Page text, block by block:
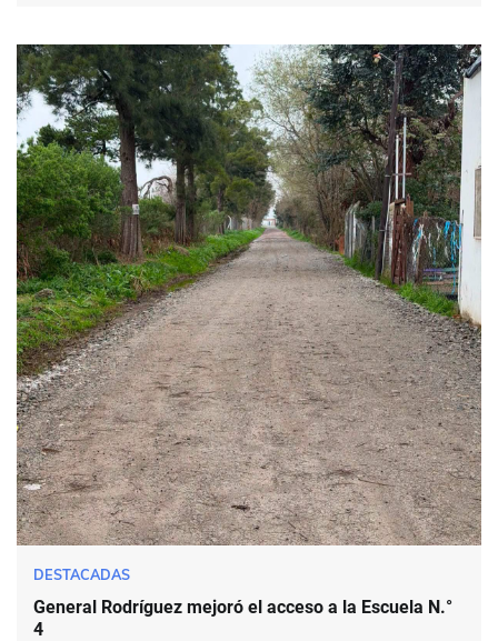
DESTACADAS
General Rodríguez mejoró el acceso a la Escuela N.°
4